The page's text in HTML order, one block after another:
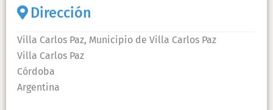
Dirección
Villa Carlos Paz, Municipio de Villa Carlos Paz
Villa Carlos Paz
Córdoba
Argentina